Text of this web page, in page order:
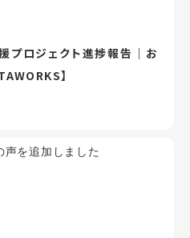
プロジェクト進捗報告｜お
】